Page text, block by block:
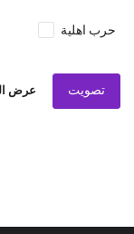
حرب اهلية
تصويت عرض